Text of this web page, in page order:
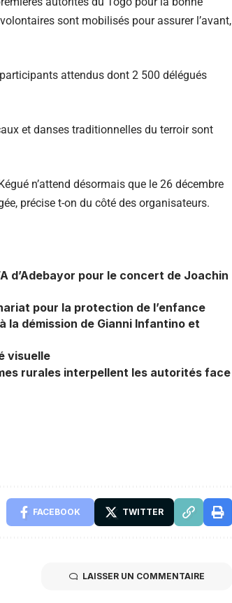
sont mobilisés pour assurer l’avant,
attendus dont 2 500 délégués
et danses traditionnelles du terroir sont
n’attend désormais que le 26 décembre
précise t-on du côté des organisateurs.
d’Adebayor pour le concert de Joachin
pour la protection de l’enfance
la démission de Gianni Infantino et
visuelle
rurales interpellent les autorités face
FACEBOOK TWITTER
LAISSER UN COMMENTAIRE